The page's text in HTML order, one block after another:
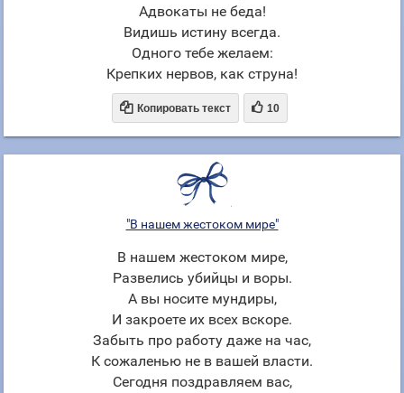
Адвокаты не беда!
Видишь истину всегда.
Одного тебе желаем:
Крепких нервов, как струна!
 Копировать текст  10
"В нашем жестоком мире"
В нашем жестоком мире,
Развелись убийцы и воры.
А вы носите мундиры,
И закроете их всех вскоре.
Забыть про работу даже на час,
К сожаленью не в вашей власти.
Сегодня поздравляем вас,